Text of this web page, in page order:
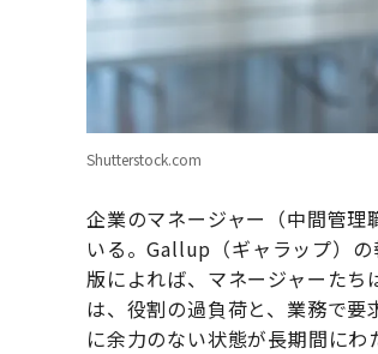
Shutterstock.com
企業のマネージャー（中間管
いる。Gallup（ギャラップ）の
版によれば、マネージャーた
は、役割の過負荷と、業務で
に余力のない状態が長期間にわ